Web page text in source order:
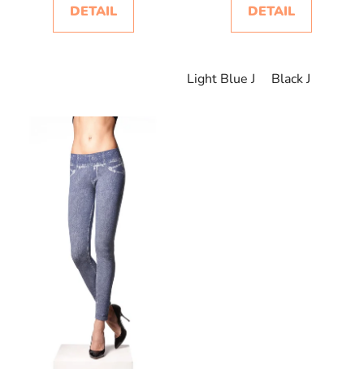
DETAIL DETAIL
Light Blue J Black J